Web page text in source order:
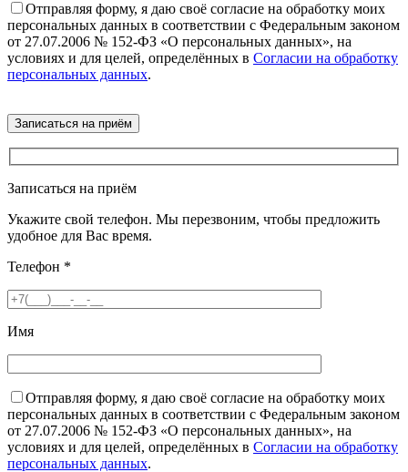
Отправляя форму, я даю своё согласие на обработку моих
персональных данных в соответствии с Федеральным законом
от 27.07.2006 № 152-ФЗ «О персональных данных», на
условиях и для целей, определённых в Согласии на обработку
персональных данных.
Записаться на приём
Укажите свой телефон. Мы перезвоним, чтобы предложить
удобное для Вас время.
Телефон *
Имя
Отправляя форму, я даю своё согласие на обработку моих
персональных данных в соответствии с Федеральным законом
от 27.07.2006 № 152-ФЗ «О персональных данных», на
условиях и для целей, определённых в Согласии на обработку
персональных данных.